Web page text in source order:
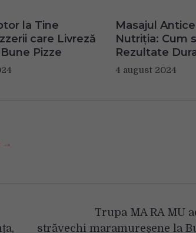
la Tine
care Livreză
Pizze
Masajul
Nutriția: Cum
Rezultate
4 august 2024
→
Trupa MA RA MU
străvechi maramureșene la